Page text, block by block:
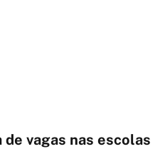
vagas nas escolas